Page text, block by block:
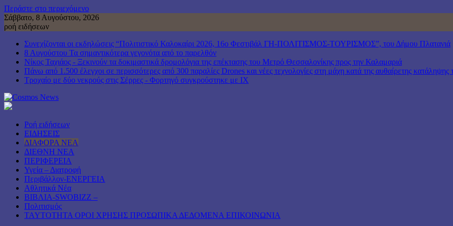
Περάστε στο περιεχόμενο
Σάββατο, 8 Αυγούστου, 2026
ροή ειδήσεων
Συνεχίζονται οι εκδηλώσεις “Πολιτιστικό Καλοκαίρι 2026, 16ο Φεστιβάλ ΓΗ-ΠΟΛΙΤΙΣΜΟΣ-ΤΟΥΡΙΣΜΟΣ”, του Δήμου Πλατανιά
8 Αυγούστου Τα σημαντικότερα γεγονότα από το παρελθόν
Νίκος Ταχιάος - Ξεκινούν τα δοκιμαστικά δρομολόγια της επέκτασης του Μετρό Θεσσαλονίκης προς την Καλαμαριά
Πάνω από 1.500 έλεγχοι σε περισσότερες από 300 παραλίες Drones και νέες τεχνολογίες στη μάχη κατά της αυθαίρετης κατάληψης
Τροχαίο με δύο νεκρούς στις Σέρρες - Φορτηγό συγκρούστηκε με ΙΧ
Ροή ειδήσεων
ΕΙΔΗΣΕΙΣ
ΔΙΑΦΟΡΑ ΝΕΑ
ΔΙΕΘΝΗ ΝΕΑ
ΠΕΡΙΦΕΡΕΙΑ
Υγεία – Διατροφή
Περιβάλλον-ΕΝΕΡΓΕΙΑ
Αθλητικά Νέα
ΒΙΒΛΙΑ-SWOBIZZ –
Πολιτισμός
TAYTOTHTA ΟΡΟΙ ΧΡΗΣΗΣ ΠΡΟΣΩΠΙΚΑ ΔΕΔΟΜΕΝΑ ΕΠΙΚΟΙΝΩΝΙΑ